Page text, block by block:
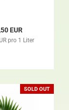
EUR
pro 1 Liter
SOLD OUT